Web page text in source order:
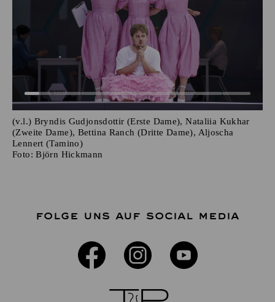
(v.l.) Bryndis Gudjonsdottir (Erste Dame), Nataliia Kukhar
(Zweite Dame), Bettina Ranch (Dritte Dame), Aljoscha
Lennert (Tamino)
Foto: Björn Hickmann
FOLGE UNS AUF SOCIAL MEDIA